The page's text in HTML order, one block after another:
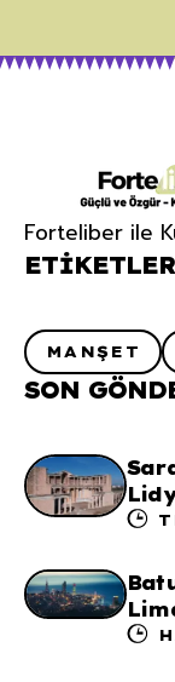
Forteliber ile
ETIKETLER
MANŞET
SON